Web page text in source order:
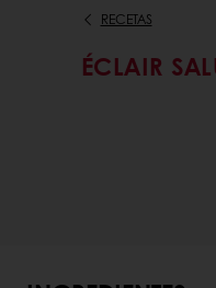
RECETAS
ÉCLAIR